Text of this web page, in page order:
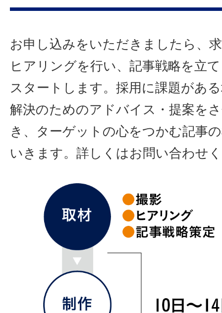
お申し込みをいただきましたら、
ヒアリングを行い、記事戦略を立
スタートします。採用に課題があ
解決のためのアドバイス・提案を
き、ターゲットの心をつかむ記事
いきます。詳しくはお問い合わせ